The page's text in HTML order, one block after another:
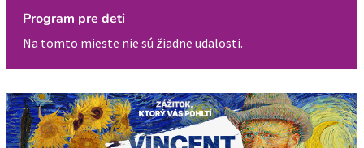
Program pre deti
Na tomto mieste nie sú žiadne udalosti.